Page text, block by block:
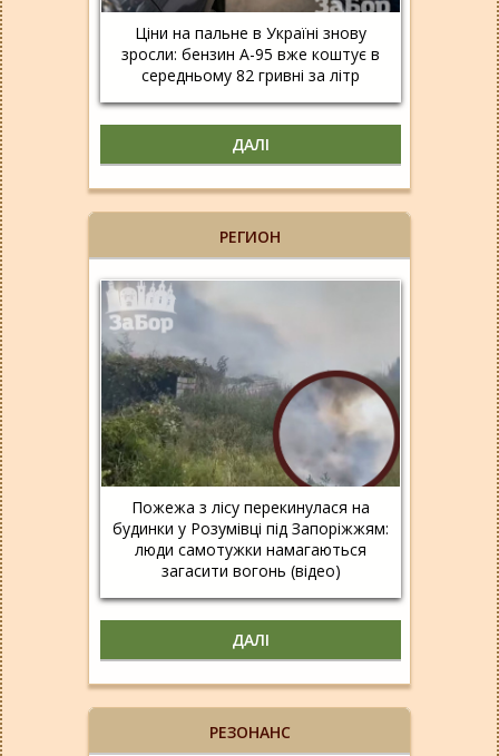
Ціни на пальне в Україні знову
зросли: бензин А-95 вже коштує в
середньому 82 гривні за літр
ДАЛІ
РЕГИОН
Пожежа з лісу перекинулася на
будинки у Розумівці під Запоріжжям:
люди самотужки намагаються
загасити вогонь (відео)
ДАЛІ
РЕЗОНАНС